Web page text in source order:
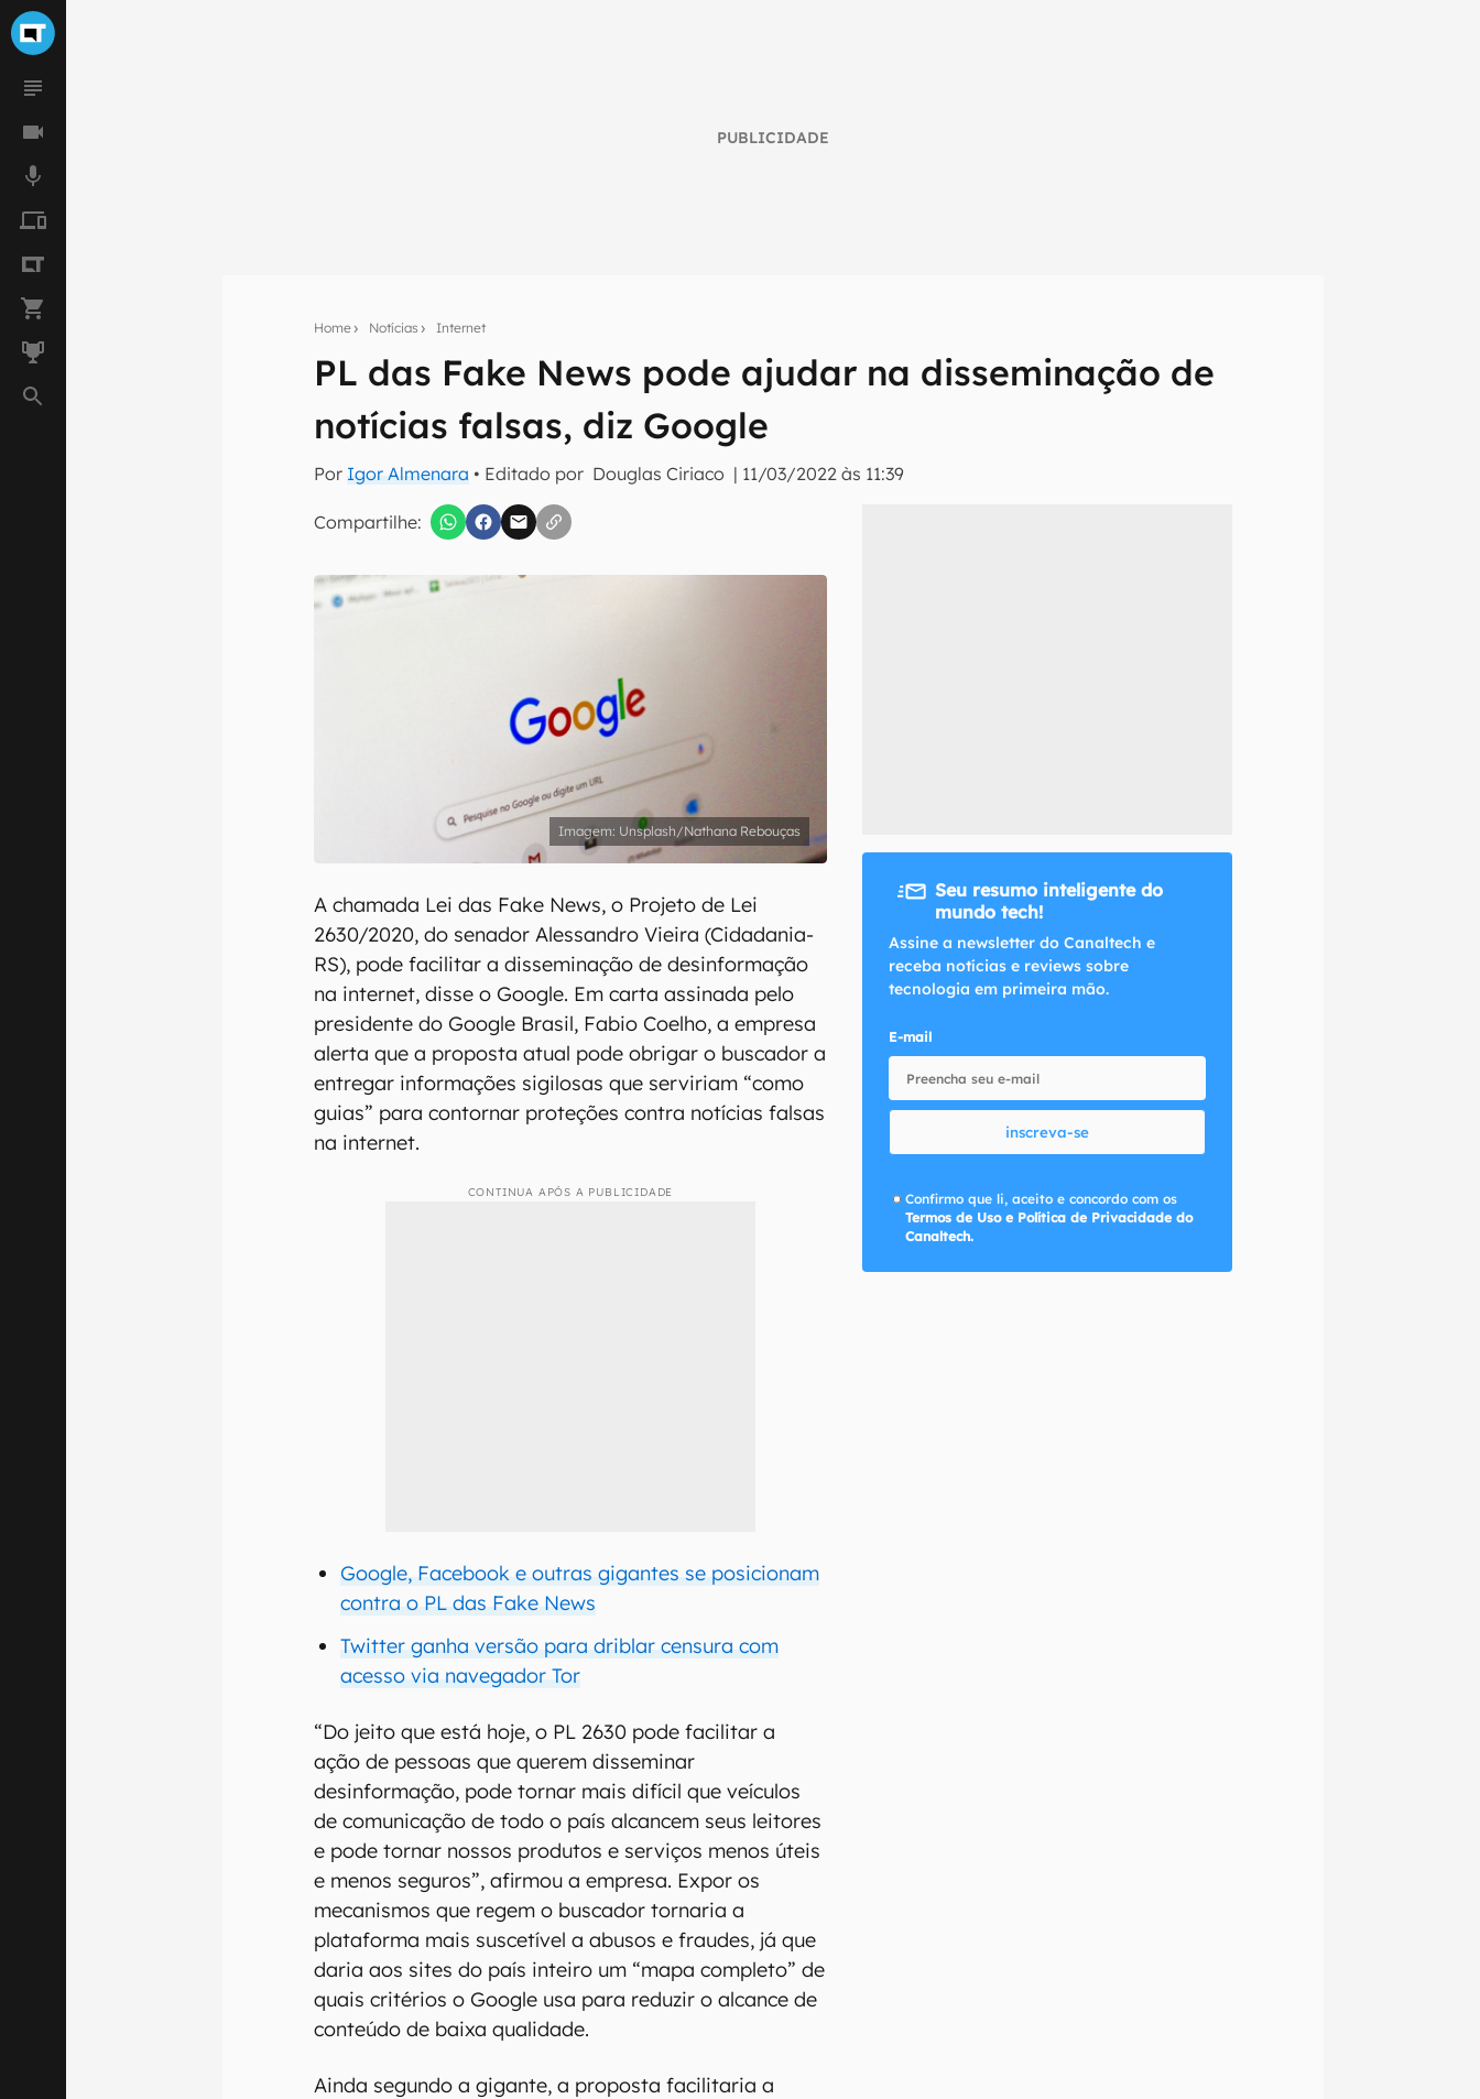
PUBLICIDADE
Home Notícias Internet
PL das Fake News pode ajudar na disseminação de
notícias falsas, diz Google
Por Igor Almenara • Editado por Douglas Ciriaco | 11/03/2022 às 11:39
Compartilhe:
Seu resumo inteligente do mundo tech!
Assine a newsletter do Canaltech e receba notícias e reviews sobre tecnologia em primeira
Unsplash/Nathana Rebouças
A chamada Lei das Fake News, o Projeto de Lei
2630/2020, do senador Alessandro Vieira (Cidadania-
RS), pode facilitar a disseminação de desinformação
na internet, disse o Google. Em carta assinada pelo
presidente do Google Brasil, Fabio Coelho, a empresa
alerta que a proposta atual pode obrigar o buscador a
entregar informações sigilosas que serviriam “como
guias” para contornar proteções contra notícias falsas
na internet.
CONTINUA APÓS A PUBLICIDADE
Google, Facebook e outras gigantes se posicionam
contra o PL das Fake News
Twitter ganha versão para driblar censura com
acesso via navegador Tor
“Do jeito que está hoje, o PL 2630 pode facilitar a
ação de pessoas que querem disseminar
desinformação, pode tornar mais difícil que veículos
de comunicação de todo o país alcancem seus leitores
e pode tornar nossos produtos e serviços menos úteis
e menos seguros”, afirmou a empresa. Expor os
mecanismos que regem o buscador tornaria a
plataforma mais suscetível a abusos e fraudes, já que
daria aos sites do país inteiro um “mapa completo” de
quais critérios o Google usa para reduzir o alcance de
conteúdo de baixa qualidade.
Ainda segundo a gigante, a proposta facilitaria a
Seu resumo inteligente do
mundo tech!
Assine a newsletter do Canaltech e
receba notícias e reviews sobre
tecnologia em primeira mão.
E-mail
inscreva-se
Confirmo que li, aceito e concordo com os
Termos de Uso e Política de Privacidade do
Canaltech.